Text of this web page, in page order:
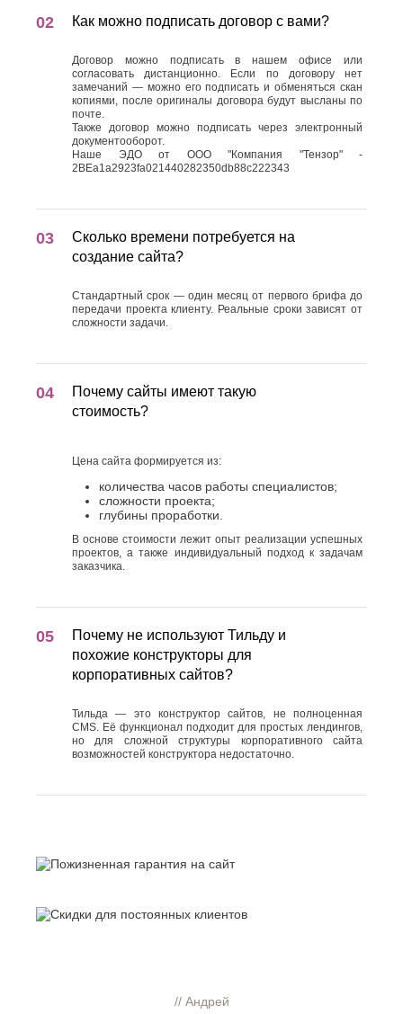
Как можно подписать договор с вами?
Договор можно подписать в нашем офисе или
согласовать дистанционно. Если по договору нет
замечаний — можно его подписать и обменяться скан
копиями, после оригиналы договора будут высланы по
почте.
Также договор можно подписать через электронный
документооборот.
Наше ЭДО от ООО "Компания "Тензор" -
2BEa1a2923fa021440282350db88c222343
Сколько времени потребуется на
создание сайта?
Стандартный срок — один месяц от первого брифа до
передачи проекта клиенту. Реальные сроки зависят от
сложности задачи.
Почему сайты имеют такую
стоимость?
Цена сайта формируется из:
количества часов работы специалистов;
сложности проекта;
глубины проработки.
В основе стоимости лежит опыт реализации успешных
проектов, а также индивидуальный подход к задачам
заказчика.
Почему не используют Тильду и
похожие конструкторы для
корпоративных сайтов?
Тильда — это конструктор сайтов, не полноценная
CMS. Её функционал подходит для простых лендингов,
но для сложной структуры корпоративного сайта
возможностей конструктора недостаточно.
// Андрей